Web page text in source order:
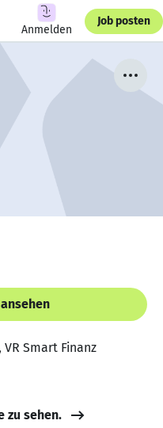
Anmelden
Job posten
Smart Finanz
zu sehen.